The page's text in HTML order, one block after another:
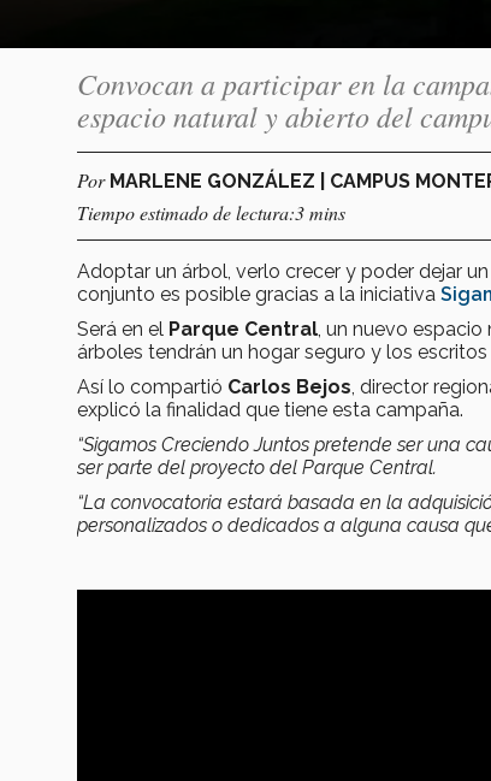
Convocan a participar en la
espacio natural y abierto del
Por MARLENE GONZÁLEZ | CAMPUS
Tiempo estimado de lectura:3 mins
Adoptar un árbol, verlo crecer y poder dejar
conjunto es posible gracias a la iniciativa
Será en el Parque Central , un nuevo
árboles tendrán un hogar seguro y los
Así lo compartió Carlos Bejos , director
explicó la finalidad que tiene esta campaña.
“Sigamos Creciendo Juntos pretende ser una
ser parte del proyecto del Parque Central.
“La convocatoria estará basada en la
personalizados o dedicados a alguna causa